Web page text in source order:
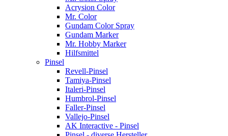
Acrysion Color
Mr. Color
Gundam Color Spray
Gundam Marker
Mr. Hobby Marker
Hilfsmittel
Pinsel
Revell-Pinsel
Tamiya-Pinsel
Italeri-Pinsel
Humbrol-Pinsel
Faller-Pinsel
Vallejo-Pinsel
AK Interactive - Pinsel